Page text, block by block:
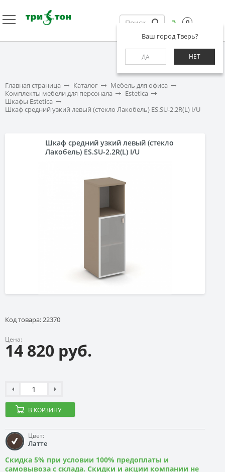
Ваш город Тверь?
ДА НЕТ
0
Главная страница Каталог
Мебель для офиса
Комплекты мебели для персонала
Estetica
Шкафы Estetica
Шкаф средний узкий левый (стекло Лакобель) ES.SU-2.2R(L) I/U
Шкаф средний узкий левый (стекло
Лакобель) ES.SU-2.2R(L) I/U
Код товара: 22370
Цена:
14 820 руб.
В КОРЗИНУ
Цвет:
Латте
Скидка 5% при условии 100% предоплаты и
самовывоза с склада. Скидки и акции компании не